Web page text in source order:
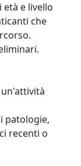
e livello
che
patologie,
recenti o